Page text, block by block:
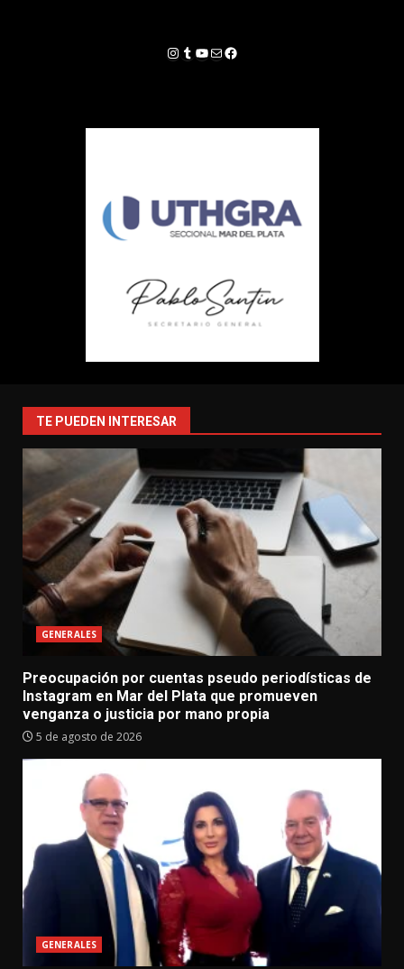
Instagram
Tumblr
YouTube
Correo electrónico
Facebook
TE PUEDEN INTERESAR
GENERALES
Preocupación por cuentas pseudo periodísticas de
Instagram en Mar del Plata que promueven
venganza o justicia por mano propia
5 de agosto de 2026
GENERALES